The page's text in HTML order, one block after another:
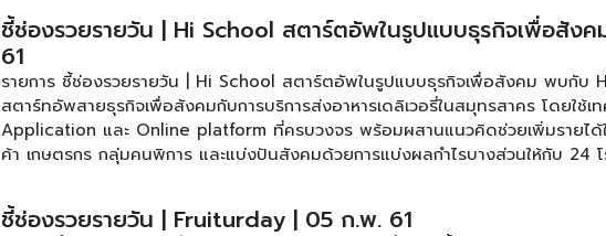
ลูกค้าได้ภายใน 5วินาที อีกหนึ่งตัวช่วยดีๆในการจัดการธุรกิจของคุณให้ง่ายขึ้น มีธุรกิจ
ทำเล ฟังทางนี้! ทำเลดีๆที่สามารถช่วยคุณในการเพิ่มยอดขายและเจาะกลุ่มเป้าหมายที่
เพิ่มขึ้น พบกับรายการ ชี้ช่องรวยรายวัน ทุกวันจันทร์ – ศุกร์ เวลา 10.00 -11.00 น. ไ
SmartSME ทรู 49 ติดตามข้อมูลเพิ่มเติมของรายการได้ที่ เฟสบุ๊ค :
www.facebook.com/smartsme ดูตอนอื่นๆของรายการ [คลิก]
ชี้ช่องรวยรายวัน | Hi School สตาร์ตอัพในรูปแบบธุรกิจเพื่อสัง
61
รายการ ชี้ช่องรวยรายวัน | Hi School สตาร์ตอัพในรูปแบบธุรกิจเพื่อสังคม พบกับ
สตาร์ทอัพสายธุรกิจเพื่อสังคมกับการบริการส่งอาหารเดลิเวอรี่ในสมุทรสาคร โดยใช้เ
Application และ Online platform ที่ครบวงจร พร้อมผสานแนวคิดช่วยเพิ่มรายได้
ค้า เกษตรกร กลุ่มคนพิการ และแบ่งปันสังคมด้วยการแบ่งผลกำไรบางส่วนให้กับ 24 โ
หวานที่จุดขายด้วยเมนูกว่า 200 รายการ และเทคนิคการบริหารร้านที่มีการเติบโตอยากร
สาขาที่มีมากมายกว่า 100 สาขา และมาเพิ่มไอเดียให้กับธุรกิจของคุณด้วยโมเดล ร้านค้
ชี้ช่องรวยรายวัน | Fruiturday | 05 ก.พ. 61